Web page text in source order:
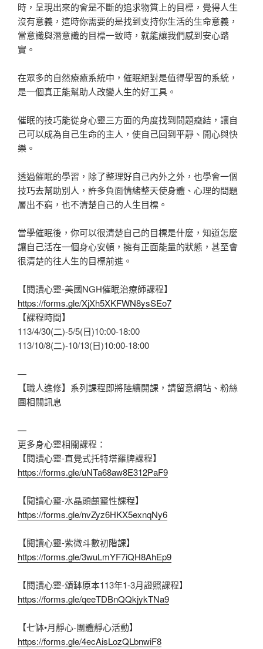
時，呈現出來的會是不斷的追求物質上的目標，覺得人生
沒有意義，這時你需要的是找到支持你生活的生命意義，
當意識與潛意識的目標一致時，就能讓我們感到安心踏
實。
在眾多的自然療癒系統中，催眠絕對是值得學習的系統，
是一個真正能幫助人改變人生的好工具。
催眠的技巧能從身心靈三方面的角度找到問題癥結，讓自
己可以成為自己生命的主人，使自己回到平靜、開心與快
樂。
透過催眠的學習，除了整理好自己內外之外，也學會一個
技巧去幫助別人，許多負面情緒整天使身體、心理的問題
層出不窮，也不清楚自己的人生目標。
當學催眠後，你可以很清楚自己的目標是什麼，知道怎麼
讓自己活在一個身心安頓，擁有正面能量的狀態，甚至會
很清楚的往人生的目標前進。
【閱讀心靈-美國NGH催眠治療師課程】
https://forms.gle/XjXh5XKFWN8ysSEo7
【課程時間】
113/4/30(二)-5/5(日)10:00-18:00
113/10/8(二)-10/13(日)10:00-18:00
—
【職人進修】系列課程即將陸續開課，請留意網站、粉絲
團相關訊息
—
更多身心靈相關課程：
【閱讀心靈-直覺式托特塔羅牌課程】
https://forms.gle/uNTa68aw8E312PaF9
【閱讀心靈-水晶頭顱靈性課程】
https://forms.gle/nvZyz6HKX5exnqNy6
【閱讀心靈-紫微斗數初階課】
https://forms.gle/3wuLmYF7iQH8AhEp9
【閱讀心靈-頌缽原本113年1-3月證照課程】
https://forms.gle/qeeTDBnQQkjykTNa9
【七缽•月靜心-團體靜心活動】
https://forms.gle/4ecAisLozQLbnwiF8